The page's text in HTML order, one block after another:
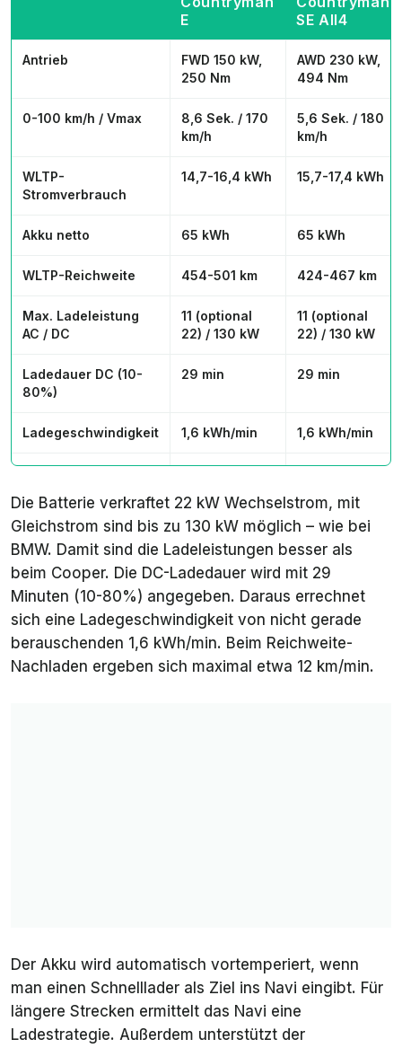
E
SE All4
Antrieb
FWD 150 kW,
250 Nm
AWD 230 kW,
494 Nm
0-100 km/h / Vmax
8,6 Sek. / 170
km/h
5,6 Sek. / 180
km/h
WLTP-
Stromverbrauch
14,7-16,4 kWh 15,7-17,4 kWh
Akku netto 65 kWh 65 kWh
WLTP-Reichweite 454-501 km 424-467 km
Max. Ladeleistung
AC / DC
11 (optional
22) / 130 kW
11 (optional
22) / 130 kW
Ladedauer DC (10-
80%)
29 min 29 min
Ladegeschwindigkeit 1,6 kWh/min 1,6 kWh/min
Preis 38.120 Euro 43.320 Euro
Die Batterie verkraftet 22 kW Wechselstrom, mit
Gleichstrom sind bis zu 130 kW möglich – wie bei
BMW. Damit sind die Ladeleistungen besser als
beim Cooper. Die DC-Ladedauer wird mit 29
Minuten (10-80%) angegeben. Daraus errechnet
sich eine Ladegeschwindigkeit von nicht gerade
berauschenden 1,6 kWh/min. Beim Reichweite-
Nachladen ergeben sich maximal etwa 12 km/min.
Der Akku wird automatisch vortemperiert, wenn
man einen Schnelllader als Ziel ins Navi eingibt. Für
längere Strecken ermittelt das Navi eine
Ladestrategie. Außerdem unterstützt der